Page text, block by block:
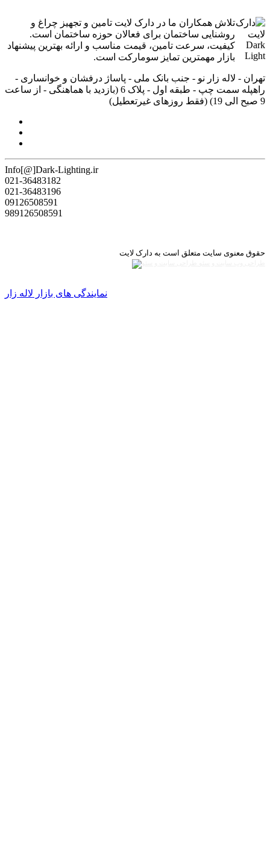
تلاش همکاران ما در دارک لایت تامین و تجهیز چراغ و
روشنایی ساختمان برای فعالان حوزه ساختمان است.
کیفیت، سرعت تامین، قیمت مناسب و ارائه بهترین پیشنهاد
بازار مهمترین تمایز سومارکت است.
تهران - لاله زار نو - جنب بانک ملی - پاساژ درفشان و خوانساری -
راه‎پله سمت چپ - طبقه اول - پلاک 6 (بازدید با هماهنگی - از ساعت
9 صبح الی 19) (فقط روزهای غیرتعطیل)
Info[@]Dark-Lighting.ir
021-36483182
021-36483196
09126508591
989126508591
حقوق معنوی سایت متعلق است به دارک لایت
نمایندگی های بازار لاله زار